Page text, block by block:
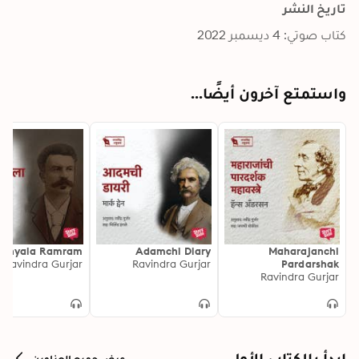
تاريخ النشر
كتاب صوتي: 4 ديسمبر 2022
واستمتع آخرون أيضًا...
Maharajanchi
Pardarshak
Mahavastre
Ravindra Gurjar
Adamchi Diary
Ravindra Gurjar
Ramram
Ravindra Gurjar